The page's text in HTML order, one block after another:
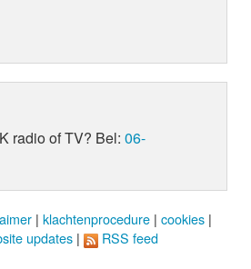
radio of TV? Bel:06-
| klachtenprocedure | cookies |
updates | RSS feed